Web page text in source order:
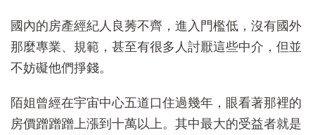
國內的房產經紀人良莠不齊，進入門檻低，沒有國外
那麼專業、規範，甚至有很多人討厭這些中介，但並
不妨礙他們掙錢。
陌姐曾經在宇宙中心五道口住過幾年，眼看著那裡的
房價蹭蹭蹭上漲到十萬以上。其中最大的受益者就是